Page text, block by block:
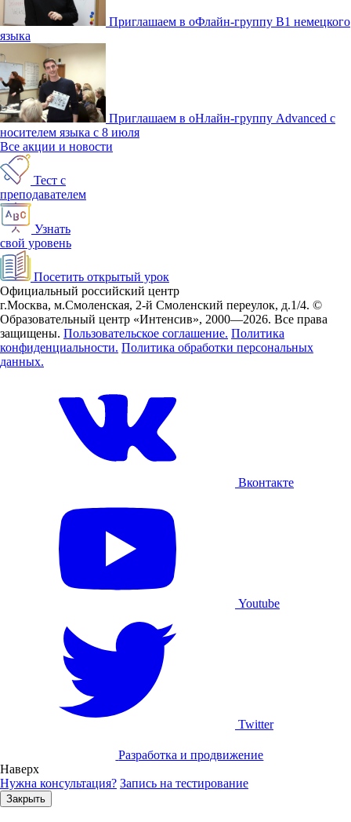
Приглашаем в оФлайн-группу В1 немецкого
языка
Приглашаем в оНлайн-группу Advanced с
носителем языка с 8 июля
Все акции и новости
Тест с
преподавателем
Узнать
свой уровень
Посетить открытый урок
Официальный российский центр
г.Москва, м.Смоленская, 2-й Смоленский переулок, д.1/4. ©
Образовательный центр «Интенсив», 2000—2026. Все права
защищены. Пользовательское соглашение. Политика
конфиденциальности. Политика обработки персональных
данных.
Вконтакте
Youtube
Twitter
Разработка и продвижение
Наверх
Нужна консультация? Запись на тестирование
Закрыть